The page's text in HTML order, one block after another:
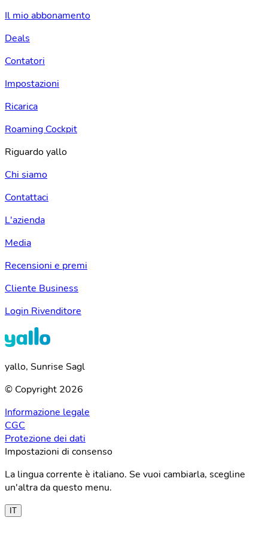
Il mio abbonamento
Deals
Contatori
Impostazioni
Ricarica
Roaming Cockpit
Riguardo yallo
Chi siamo
Contattaci
L'azienda
Media
Recensioni e premi
Cliente Business
Login Rivenditore
yallo, Sunrise Sagl
© Copyright 2026
Informazione legale
CGC
Protezione dei dati
Impostazioni di consenso
La lingua corrente è italiano. Se vuoi cambiarla, scegline
un'altra da questo menu.
IT